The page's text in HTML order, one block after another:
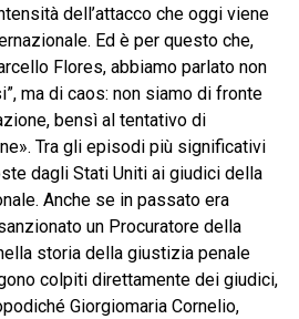
dell’attacco che oggi viene
Ed è per questo che,
Flores, abbiamo parlato non
ma di caos: non siamo di fronte
bensì al tentativo di
Tra gli episodi più significativi
dagli Stati Uniti ai giudici della
Anche se in passato era
un Procuratore della
storia della giustizia penale
colpiti direttamente dei giudici,
Giorgiomaria Cornelio,